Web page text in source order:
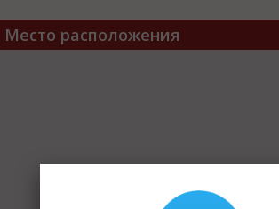
Место расположения